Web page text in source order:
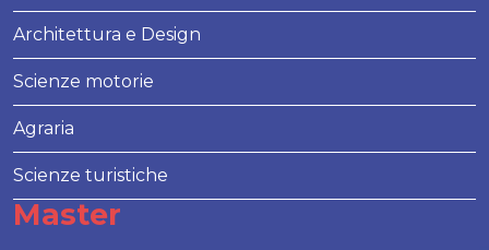
Architettura e Design
Scienze motorie
Agraria
Scienze turistiche
Master